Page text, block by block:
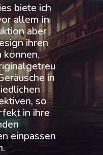
biete ich
allem in
aber
ihren
können.
in
so
in ihre
einpassen